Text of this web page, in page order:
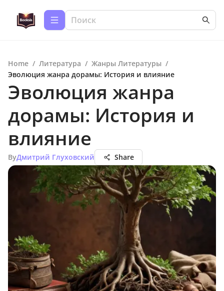
Home / Литература / Жанры Литературы /
Эволюция жанра дорамы: История и влияние
Эволюция жанра
дорамы: История и
влияние
ByДмитрий Глуховский Share